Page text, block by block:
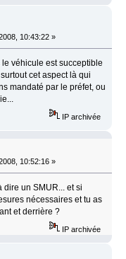
10:43:22 »
véhicule est succeptible
cet aspect là qui
mandaté par le préfet, ou
IP archivée
10:52:16 »
dire un SMUR... et si
nécessaires et tu as
et derrière ?
IP archivée